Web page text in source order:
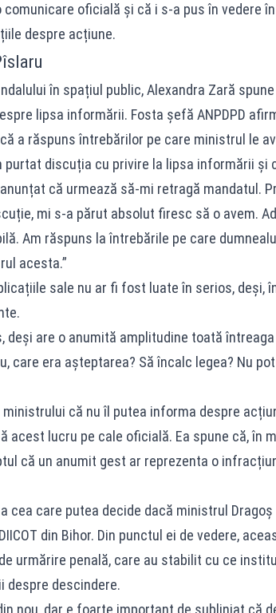
oficială și că i s-a pus în vedere
despre acțiune.
în spațiul public, Alexandra Zară
lipsa informării. Fosta șefă ANPDPD
a răspuns întrebărilor pe care ministrul le
purtat discuția cu privire la lipsa informării și
că urmează să-mi retragă mandatul.
mi s-a părut absolut firesc să o avem.
Am răspuns la întrebările pe care
acesta.”
sale nu ar fi fost luate în serios, deși,
deși are o anumită amplitudine toată
care era așteptarea? Să încalc legea? Nu
că nu îl putea informa despre
acest lucru pe cale oficială. Ea spune că, în
că un anumit gest ar reprezenta o
cea care putea decide dacă ministrul Dragoș
din Bihor. Din punctul ei de vedere,
urmărire penală, care au stabilit cu ce
descindere.
nou, dar e foarte important de subliniat că